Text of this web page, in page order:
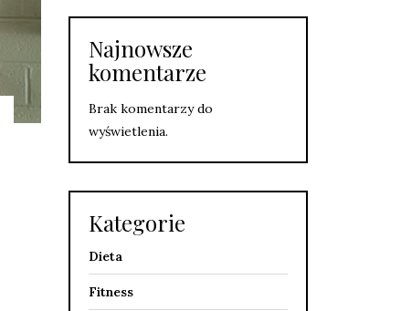
Najnowsze
komentarze
Brak komentarzy do
wyświetlenia.
Kategorie
Dieta
Fitness